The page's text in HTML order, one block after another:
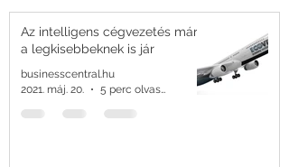
Az intelligens cégvezetés már
a legkisebbeknek is jár
businesscentral.hu
2021. máj. 20.
5 perc olvasás